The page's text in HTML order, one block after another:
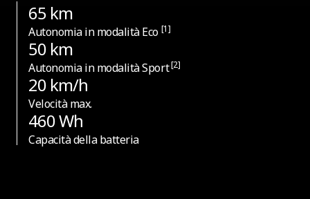
65 km
Autonomia in modalità Eco [1]
50 km
Autonomia in modalità Sport[2]
20 km/h
Velocità max.
460 Wh
Capacità della batteria